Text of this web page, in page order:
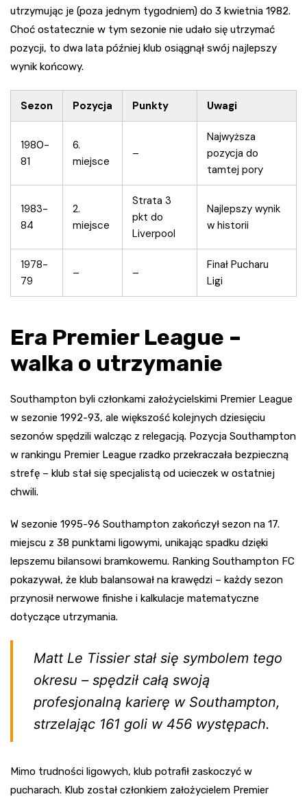
utrzymując je (poza jednym tygodniem) do 3 kwietnia 1982.
Choć ostatecznie w tym sezonie nie udało się utrzymać
pozycji, to dwa lata później klub osiągnął swój najlepszy
wynik końcowy.
Sezon Pozycja Punkty Uwagi
1980-
81
6.
miejsce
–
Najwyższa
pozycja do
tamtej pory
1983-
84
2.
miejsce
Strata 3
pkt do
Liverpool
Najlepszy wynik
w historii
1978-
79
– –
Finał Pucharu
Ligi
Era Premier League –
walka o utrzymanie
Southampton byli członkami założycielskimi Premier League
w sezonie 1992-93, ale większość kolejnych dziesięciu
sezonów spędzili walcząc z relegacją. Pozycja Southampton
w rankingu Premier League rzadko przekraczała bezpieczną
strefę – klub stał się specjalistą od ucieczek w ostatniej
chwili.
W sezonie 1995-96 Southampton zakończył sezon na 17.
miejscu z 38 punktami ligowymi, unikając spadku dzięki
lepszemu bilansowi bramkowemu. Ranking Southampton FC
pokazywał, że klub balansował na krawędzi – każdy sezon
przynosił nerwowe finishe i kalkulacje matematyczne
dotyczące utrzymania.
Matt Le Tissier stał się symbolem tego
okresu – spędził całą swoją
profesjonalną karierę w Southampton,
strzelając 161 goli w 456 występach.
Mimo trudności ligowych, klub potrafił zaskoczyć w
pucharach. Klub został członkiem założycielem Premier